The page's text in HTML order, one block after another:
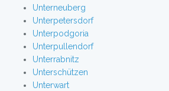
Unterneuberg
Unterpetersdorf
Unterpodgoria
Unterpullendorf
Unterrabnitz
Unterschützen
Unterwart